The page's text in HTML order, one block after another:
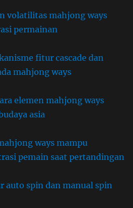
volatilitas mahjong ways
permainan
fitur cascade dan
mahjong ways
elemen mahjong ways
asia
ways mampu
pemain saat pertandingan
auto spin dan manual spin